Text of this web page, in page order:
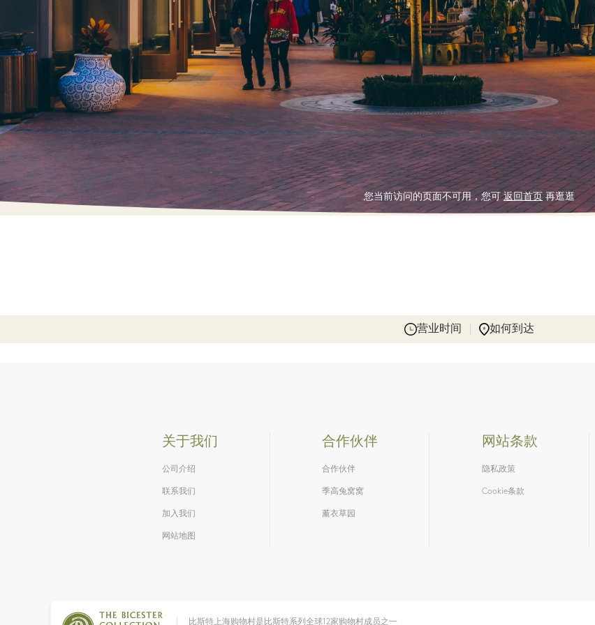
您当前访问的页面不可用，您可 返回首页 再逛逛
营业时间 如何到达
关于我们
公司介绍
联系我们
加入我们
网站地图
合作伙伴
合作伙伴
季高兔窝窝
薰衣草园
网站条款
隐私政策
Cookie条款
比斯特上海购物村是比斯特系列全球12家购物村成员之一